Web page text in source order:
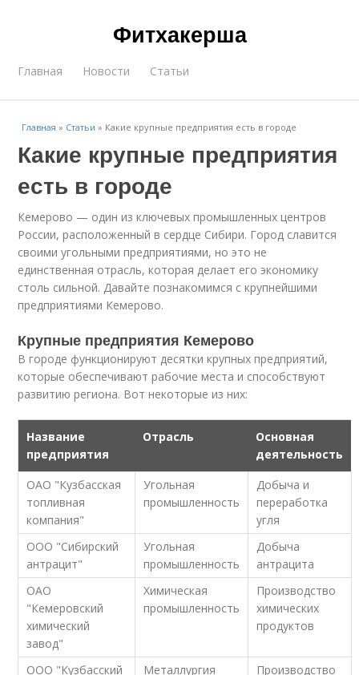
Фитхакерша
Главная Новости Статьи
Главная » Статьи » Какие крупные предприятия есть в городе
Какие крупные предприятия
есть в городе
Кемерово — один из ключевых промышленных центров
России, расположенный в сердце Сибири. Город славится
своими угольными предприятиями, но это не
единственная отрасль, которая делает его экономику
столь сильной. Давайте познакомимся с крупнейшими
предприятиями Кемерово.
Крупные предприятия Кемерово
В городе функционируют десятки крупных предприятий,
которые обеспечивают рабочие места и способствуют
развитию региона. Вот некоторые из них:
Название
предприятия
Отрасль
Основная
деятельность
ОАО "Кузбасская
топливная
компания"
Угольная
промышленность
Добыча и
переработка
угля
ООО "Сибирский
антрацит"
Угольная
промышленность
Добыча
антрацита
ОАО
"Кемеровский
химический
завод"
Химическая
промышленность
Производство
химических
продуктов
ООО "Кузбасский
Металлургия
Производство